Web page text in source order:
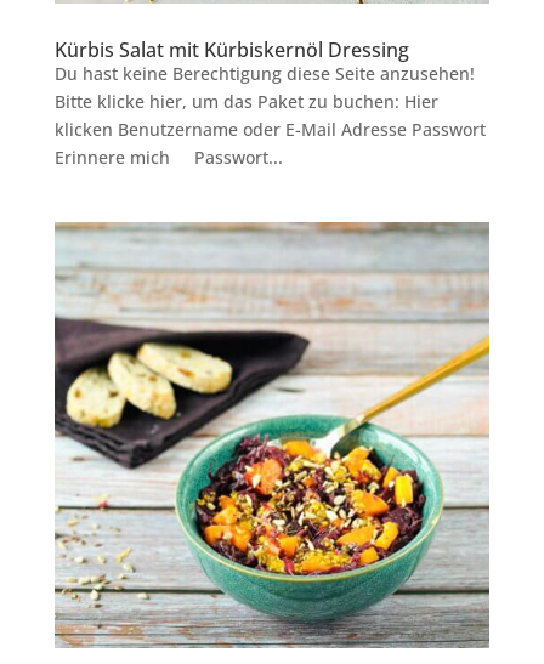
Kürbis Salat mit Kürbiskernöl Dressing
Du hast keine Berechtigung diese Seite anzusehen!
Bitte klicke hier, um das Paket zu buchen: Hier
klicken Benutzername oder E-Mail Adresse Passwort
Erinnere mich Passwort...